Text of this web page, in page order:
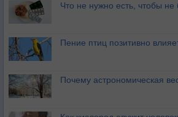
Что не нужно есть, чтобы не
Пение птиц позитивно
Почему астрономическая